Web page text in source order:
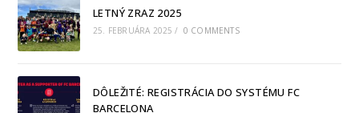
LETNÝ ZRAZ 2025
25. FEBRUÁRA 2025 / 0 COMMENTS
DÔLEŽITÉ: REGISTRÁCIA DO SYSTÉMU FC
BARCELONA